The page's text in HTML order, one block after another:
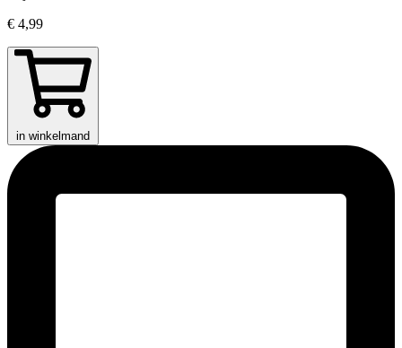
€ 4,99
in winkelmand